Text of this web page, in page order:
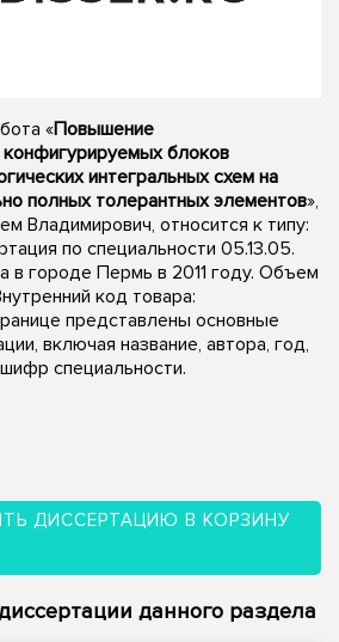
«Повышение
конфигурируемых блоков
интегральных схем на
полных толерантных элементов»,
Владимирович, относится к типу:
по специальности 05.13.05.
в городе Пермь в 2011 году. Объем
код товара:
представлены основные
включая название, автора, год,
специальности.
ДИССЕРТАЦИЮ В КОРЗИНУ
данного раздела